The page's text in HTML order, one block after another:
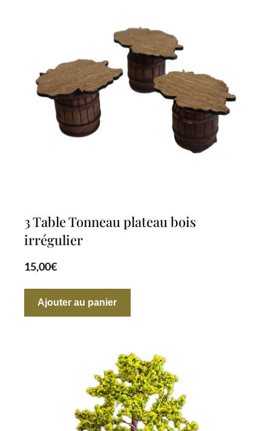
3 Table Tonneau plateau bois
irrégulier
15,00€
Ajouter au panier